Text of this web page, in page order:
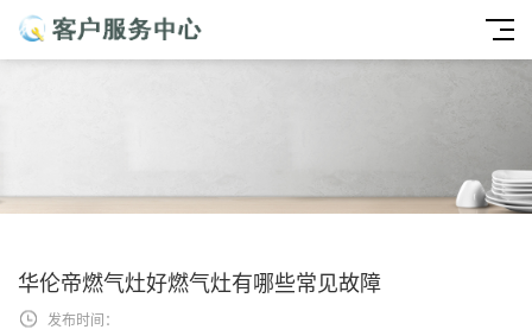
华伦帝燃气灶好燃气灶有哪些常见故障
发布时间：